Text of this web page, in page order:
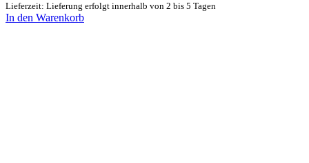
Lieferzeit: Lieferung erfolgt innerhalb von 2 bis 5 Tagen
In den Warenkorb